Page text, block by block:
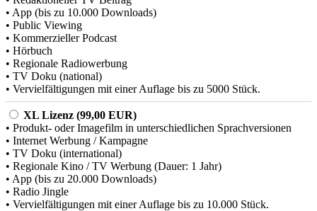
• App (bis zu 10.000 Downloads)
• Public Viewing
• Kommerzieller Podcast
• Hörbuch
• Regionale Radiowerbung
• TV Doku (national)
• Vervielfältigungen mit einer Auflage bis zu 5000 Stück.
XL Lizenz (99,00 EUR)
• Produkt- oder Imagefilm in unterschiedlichen Sprachversionen
• Internet Werbung / Kampagne
• TV Doku (international)
• Regionale Kino / TV Werbung (Dauer: 1 Jahr)
• App (bis zu 20.000 Downloads)
• Radio Jingle
• Vervielfältigungen mit einer Auflage bis zu 10.000 Stück.